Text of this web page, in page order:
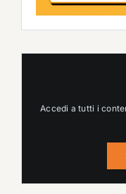
Accedi a tutti i